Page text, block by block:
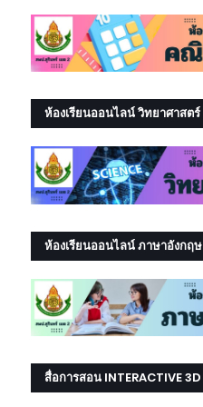
ห้องเรียนออนไลน์ วิทยาศาสตร์
ห้องเรียนออนไลน์ ภาษาอังกฤษ
สื่อการสอน INTERACTIVE 3D